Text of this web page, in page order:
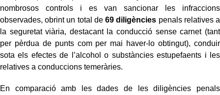
nombrosos controls i es van sancionar les infraccions
observades, obrint un total de69 diligències penals relatives a
la seguretat viària, destacant la conducció sense carnet (tant
per pèrdua de punts com per mai haver-lo obtingut), conduir
sota els efectes de l’alcohol o substàncies estupefaents i les
relatives a conduccions temeràries.
En comparació amb les dades de les diligències penals